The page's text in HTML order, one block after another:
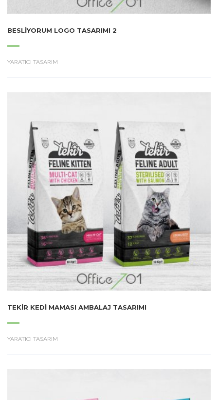
BESLIYORUM LOGO TASARIMI 2
YARATICI TASARIM
TEKIR KEDI MAMASI AMBALAJ TASARIMI
YARATICI TASARIM